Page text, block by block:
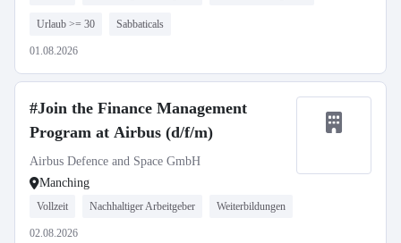
Urlaub >= 30 Sabbaticals
01.08.2026
#Join the Finance Management
Program at Airbus (d/f/m)
Airbus Defence and Space GmbH
Manching
Vollzeit Nachhaltiger Arbeitgeber Weiterbildungen
02.08.2026